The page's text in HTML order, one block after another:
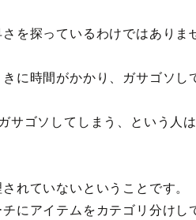
を探っているわけではありま
に時間がかかり、ガサゴソし
サゴソしてしまう、という人
れていないということです。
にアイテムをカテゴリ分けし